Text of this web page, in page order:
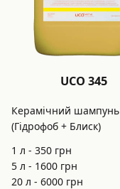
UCO 345
Керамічний шампунь
(Гідрофоб + Блиск)
1 л - 350 грн
5 л - 1600 грн
20 л - 6000 грн